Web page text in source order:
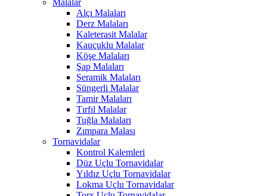
Malalar
Alçı Malaları
Derz Malaları
Kaleterasit Malalar
Kauçuklu Malalar
Köşe Malaları
Şap Malaları
Seramik Malaları
Süngerli Malalar
Tamir Malaları
Tırfıl Malalar
Tuğla Malaları
Zımpara Malası
Tornavidalar
Kontrol Kalemleri
Düz Uçlu Tornavidalar
Yıldız Uçlu Tornavidalar
Lokma Uçlu Tornavidalar